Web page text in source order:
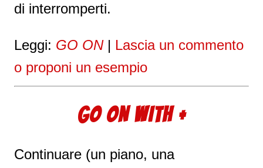
di interromperti.
Leggi: GO ON| Lascia un commento
o proponi un esempio
GO ON WITH +
Continuare (un piano, una